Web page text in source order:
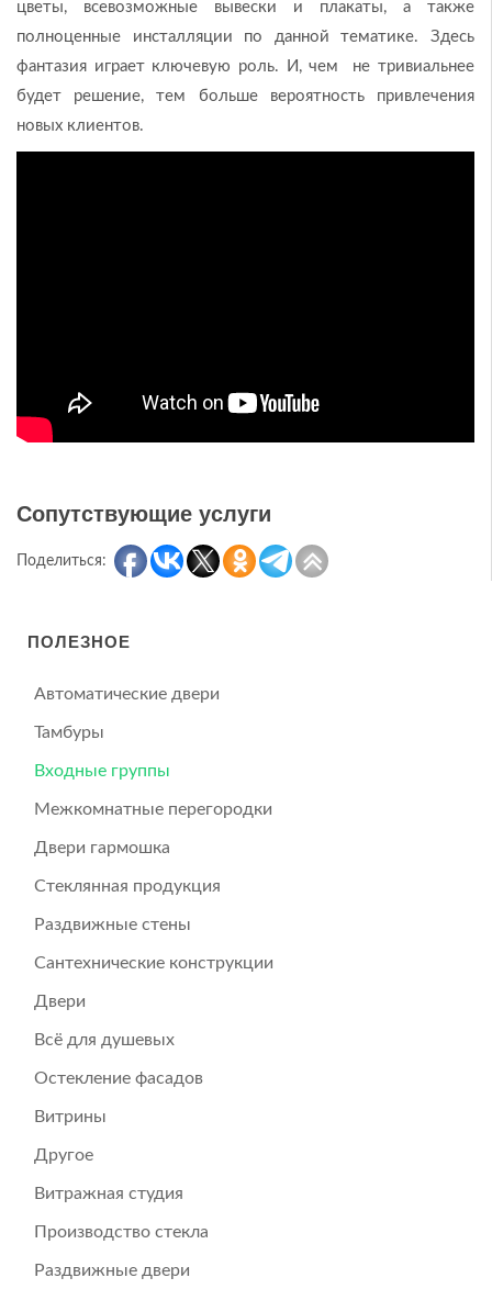
цветы, всевозможные вывески и плакаты, а также
полноценные инсталляции по данной тематике. Здесь
фантазия играет ключевую роль. И, чем не тривиальнее
будет решение, тем больше вероятность привлечения
новых клиентов.
Сопутствующие услуги
Поделиться:
ПОЛЕЗНОЕ
Автоматические двери
Тамбуры
Входные группы
Межкомнатные перегородки
Двери гармошка
Стеклянная продукция
Раздвижные стены
Сантехнические конструкции
Двери
Всё для душевых
Остекление фасадов
Витрины
Другое
Витражная студия
Производство стекла
Раздвижные двери